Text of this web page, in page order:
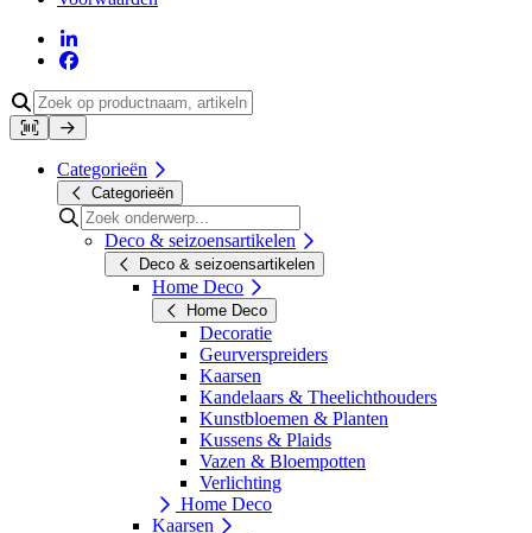
Categorieën
Categorieën
Deco & seizoensartikelen
Deco & seizoensartikelen
Home Deco
Home Deco
Decoratie
Geurverspreiders
Kaarsen
Kandelaars & Theelichthouders
Kunstbloemen & Planten
Kussens & Plaids
Vazen & Bloempotten
Verlichting
Home Deco
Kaarsen